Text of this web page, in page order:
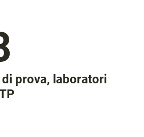
prova, laboratori